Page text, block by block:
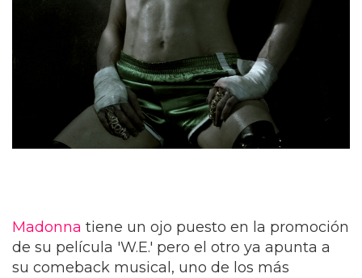
Madonna tiene un ojo puesto en la promoción
de su película 'W.E.' pero el otro ya apunta a
su comeback musical, uno de los más